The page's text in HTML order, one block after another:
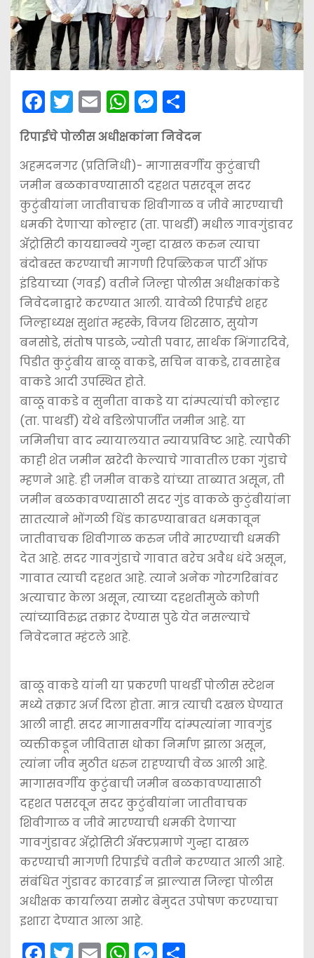
F
a
c
e
b
o
o
k
T
w
itt
er
E
m
ai
l
W
h
a
ts
A
p
p
M
e
s
s
e
n
g
er
S
h
ar
e
रिपाईचे पोलीस अधीक्षकांना निवेदन
अहमदनगर (प्रतिनिधी)- मागासवर्गीय कुटुंबाची
जमीन बळकावण्यासाठी दहशत पसरवून सदर
कुटुंबीयांना जातीवाचक शिवीगाळ व जीवे मारण्याची
धमकी देणार्‍या कोल्हार (ता. पाथर्डी) मधील गावगुंडावर
अ‍ॅट्रोसिटी कायद्यान्वये गुन्हा दाखल करुन त्याचा
बंदोबस्त करण्याची मागणी रिपब्लिकन पार्टी ऑफ
इंडियाच्या (गवई) वतीने जिल्हा पोलीस अधीक्षकांकडे
निवेदनाद्वारे करण्यात आली. यावेळी रिपाईचे शहर
जिल्हाध्यक्ष सुशांत म्हस्के, विजय शिरसाठ, सुयोग
बनसोडे, संतोष पाडळे, ज्योती पवार, सार्थक भिंगारदिवे,
पिडीत कुटुंबीय बाळू वाकडे, सचिन वाकडे, रावसाहेब
वाकडे आदी उपस्थित होते.
बाळू वाकडे व सुनीता वाकडे या दांम्पत्यांची कोल्हार
(ता. पाथर्डी) येथे वडिलोपार्जीत जमीन आहे. या
जमिनीचा वाद न्यायालयात न्यायप्रविष्ट आहे. त्यापैकी
काही शेत जमीन खरेदी केल्याचे गावातील एका गुंडाचे
म्हणने आहे. ही जमीन वाकडे यांच्या ताब्यात असून, ती
जमीन बळकावण्यासाठी सदर गुंड वाकळे कुटुंबीयांना
सातत्याने भोंगळी धिंड काढण्याबाबत धमकावून
जातीवाचक शिवीगाळ करुन जीवे मारण्याची धमकी
देत आहे. सदर गावगुंडाचे गावात बरेच अवैध धंदे असून,
गावात त्याची दहशत आहे. त्याने अनेक गोरगरिबांवर
अत्याचार केला असून, त्याच्या दहशतीमुळे कोणी
त्यांच्याविरुद्ध तक्रार देण्यास पुढे येत नसल्याचे
निवेदनात म्हंटले आहे.
बाळू वाकडे यांनी या प्रकरणी पाथर्डी पोलीस स्टेशन
मध्ये तक्रार अर्ज दिला होता. मात्र त्याची दखल घेण्यात
आली नाही. सदर मागासवर्गीय दांम्पत्यांना गावगुंड
व्यक्तीकडून जीवितास धोका निर्माण झाला असून,
त्यांना जीव मुठीत धरुन राहण्याची वेळ आली आहे.
मागासवर्गीय कुटुंबाची जमीन बळकावण्यासाठी
दहशत पसरवून सदर कुटुंबीयांना जातीवाचक
शिवीगाळ व जीवे मारण्याची धमकी देणार्‍या
गावगुंडावर अ‍ॅट्रोसिटी अ‍ॅक्टप्रमाणे गुन्हा दाखल
करण्याची मागणी रिपाईचे वतीने करण्यात आली आहे.
संबंधित गुंडावर कारवाई न झाल्यास जिल्हा पोलीस
अधीक्षक कार्यालया समोर बेमुदत उपोषण करण्याचा
इशारा देण्यात आला आहे.